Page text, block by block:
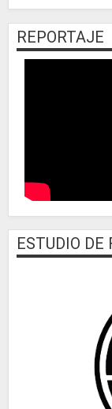
REPORTAJE
ESTUDIO DE